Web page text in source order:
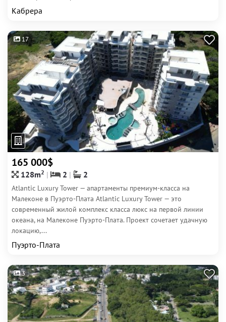
Кабрера
17
165 000$
128m2 2 2
Atlantic Luxury Tower — апартаменты премиум-класса на
Малеконе в Пуэрто-Плата Atlantic Luxury Tower — это
современный жилой комплекс класса люкс на первой линии
океана, на Малеконе Пуэрто-Плата. Проект сочетает удачную
локацию,...
Пуэрто-Плата
3